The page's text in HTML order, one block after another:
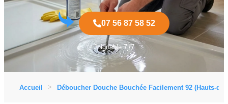
07 56 87 58 52
Joignable 7j/7
Accueil Déboucher Douche Bouchée Facilement 92 (Hauts-de-